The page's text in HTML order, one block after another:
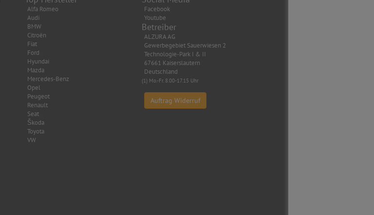
Alfa Romeo
Audi
BMW
Citroën
Fiat
Ford
Hyundai
Mazda
Mercedes-Benz
Opel
Peugeot
Renault
Seat
Škoda
Toyota
VW
Facebook
Youtube
Betreiber
ALZURA AG
Gewerbegebiet Sauerwiesen 2
Technologie-Park I & II
67661 Kaiserslautern
Deutschland
(1) Mo.-Fr. 8.00-17.15 Uhr
Auftrag Widerruf